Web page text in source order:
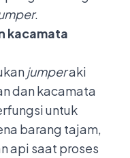
.
kacamata
jumperaki
dan kacamata
untuk
barang tajam,
api saat proses